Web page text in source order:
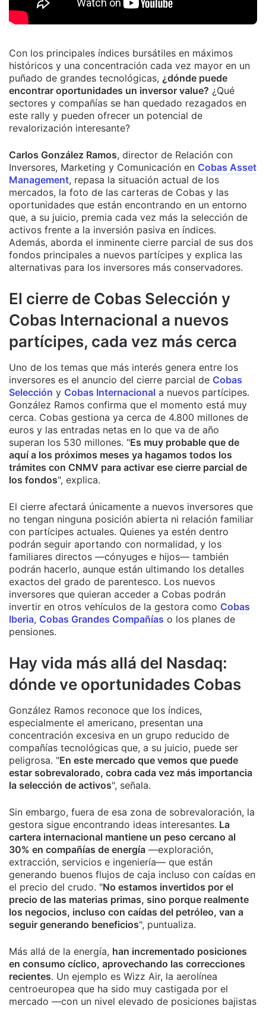
Con los principales índices bursátiles en máximos
históricos y una concentración cada vez mayor en un
puñado de grandes tecnológicas, ¿dónde puede
encontrar oportunidades un inversor value? ¿Qué
sectores y compañías se han quedado rezagados en
este rally y pueden ofrecer un potencial de
revalorización interesante?
Carlos González Ramos, director de Relación con
Inversores, Marketing y Comunicación en Cobas Asset
Management, repasa la situación actual de los
mercados, la foto de las carteras de Cobas y las
oportunidades que están encontrando en un entorno
que, a su juicio, premia cada vez más la selección de
activos frente a la inversión pasiva en índices.
Además, aborda el inminente cierre parcial de sus dos
fondos principales a nuevos partícipes y explica las
alternativas para los inversores más conservadores.
El cierre de Cobas Selección y
Cobas Internacional a nuevos
partícipes, cada vez más cerca
Uno de los temas que más interés genera entre los
inversores es el anuncio del cierre parcial de Cobas
Selección y Cobas Internacional a nuevos partícipes.
González Ramos confirma que el momento está muy
cerca. Cobas gestiona ya cerca de 4.800 millones de
euros y las entradas netas en lo que va de año
superan los 530 millones. "Es muy probable que de
aquí a los próximos meses ya hagamos todos los
trámites con CNMV para activar ese cierre parcial de
los fondos", explica.
El cierre afectará únicamente a nuevos inversores que
no tengan ninguna posición abierta ni relación familiar
con partícipes actuales. Quienes ya estén dentro
podrán seguir aportando con normalidad, y los
familiares directos —cónyuges e hijos— también
podrán hacerlo, aunque están ultimando los detalles
exactos del grado de parentesco. Los nuevos
inversores que quieran acceder a Cobas podrán
invertir en otros vehículos de la gestora como Cobas
Iberia, Cobas Grandes Compañías o los planes de
pensiones.
Hay vida más allá del Nasdaq:
dónde ve oportunidades Cobas
González Ramos reconoce que los índices,
especialmente el americano, presentan una
concentración excesiva en un grupo reducido de
compañías tecnológicas que, a su juicio, puede ser
peligrosa. "En este mercado que vemos que puede
estar sobrevalorado, cobra cada vez más importancia
la selección de activos", señala.
Sin embargo, fuera de esa zona de sobrevaloración, la
gestora sigue encontrando ideas interesantes. La
cartera internacional mantiene un peso cercano al
30% en compañías de energía —exploración,
extracción, servicios e ingeniería— que están
generando buenos flujos de caja incluso con caídas en
el precio del crudo. "No estamos invertidos por el
precio de las materias primas, sino porque realmente
los negocios, incluso con caídas del petróleo, van a
seguir generando beneficios", puntualiza.
Más allá de la energía, han incrementado posiciones
en consumo cíclico, aprovechando las correcciones
recientes. Un ejemplo es Wizz Air, la aerolínea
centroeuropea que ha sido muy castigada por el
mercado —con un nivel elevado de posiciones bajistas